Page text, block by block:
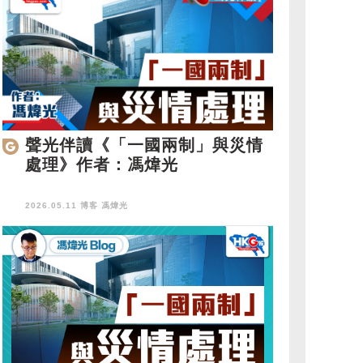
聲光伴讀《「一國兩制」與災情
處理》作者：馮煒光
2026.05.11 博客 馮煒光